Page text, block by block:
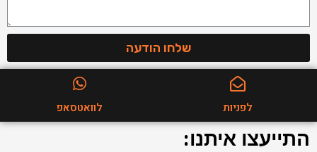
שלחו הודעה
לפניות לוואטסאפ
התייעצו איתנו: